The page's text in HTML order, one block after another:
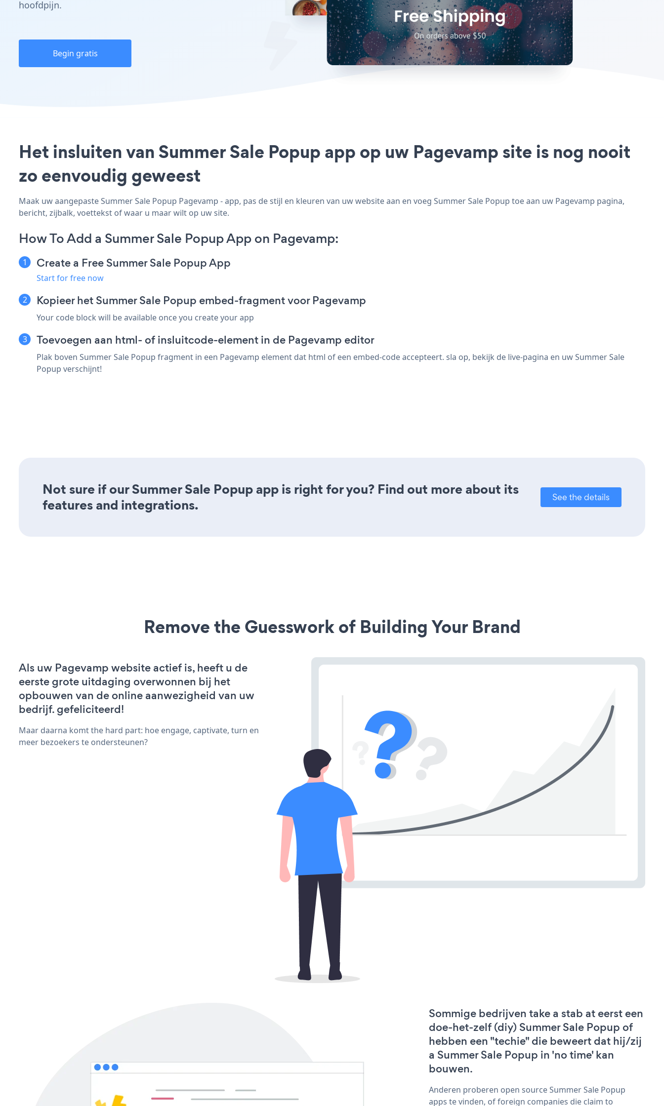
hoofdpijn.
Begin gratis
Het insluiten van Summer Sale Popup app op uw Pagevamp site is nog nooit
zo eenvoudig geweest
Maak uw aangepaste Summer Sale Popup Pagevamp - app, pas de stijl en kleuren van uw website aan en voeg Summer Sale Popup toe aan uw Pagevamp pagina,
bericht, zijbalk, voettekst of waar u maar wilt op uw site.
How To Add a Summer Sale Popup App on Pagevamp:
Create a Free Summer Sale Popup App
Start for free now
Kopieer het Summer Sale Popup embed-fragment voor Pagevamp
Your code block will be available once you create your app
Toevoegen aan html- of insluitcode-element in de Pagevamp editor
Plak boven Summer Sale Popup fragment in een Pagevamp element dat html of een embed-code accepteert. sla op, bekijk de live-pagina en uw Summer Sale
Popup verschijnt!
Not sure if our Summer Sale Popup app is right for you? Find out more about its
features and integrations.
See the details
Remove the Guesswork of Building Your Brand
Als uw Pagevamp website actief is, heeft u de
eerste grote uitdaging overwonnen bij het
opbouwen van de online aanwezigheid van uw
bedrijf. gefeliciteerd!
Maar daarna komt the hard part: hoe engage, captivate, turn en
meer bezoekers te ondersteunen?
Sommige bedrijven take a stab at eerst een
doe-het-zelf (diy) Summer Sale Popup of
hebben een "techie" die beweert dat hij/zij
a Summer Sale Popup in 'no time' kan
bouwen.
Anderen proberen open source Summer Sale Popup
apps te vinden, of foreign companies die claim to